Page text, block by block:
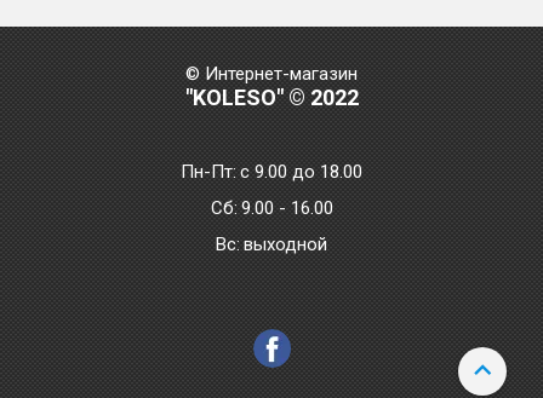
© Интернет-магазин
"KOLESO" © 2022
Пн-Пт:с 9.00 до 18.00
Сб: 9.00 - 16.00
Bc: выходной